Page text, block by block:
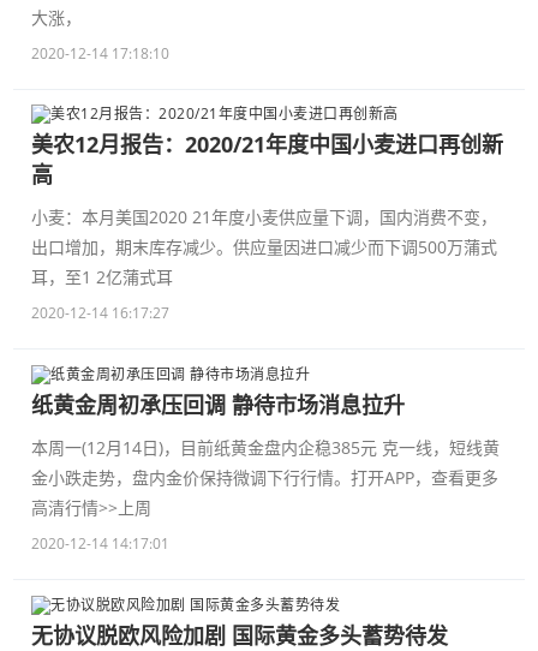
大涨，
2020-12-14 17:18:10
美农12月报告：2020/21年度中国小麦进口再创新
高
小麦：本月美国2020 21年度小麦供应量下调，国内消费不变，
出口增加，期末库存减少。供应量因进口减少而下调500万蒲式
耳，至1 2亿蒲式耳
2020-12-14 16:17:27
纸黄金周初承压回调 静待市场消息拉升
本周一(12月14日)，目前纸黄金盘内企稳385元 克一线，短线黄
金小跌走势，盘内金价保持微调下行行情。打开APP，查看更多
高清行情>>上周
2020-12-14 14:17:01
无协议脱欧风险加剧 国际黄金多头蓄势待发